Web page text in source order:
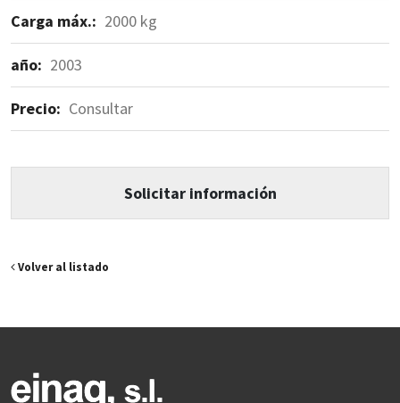
Carga máx.: 2000 kg
año: 2003
Precio: Consultar
Solicitar información
Volver al listado